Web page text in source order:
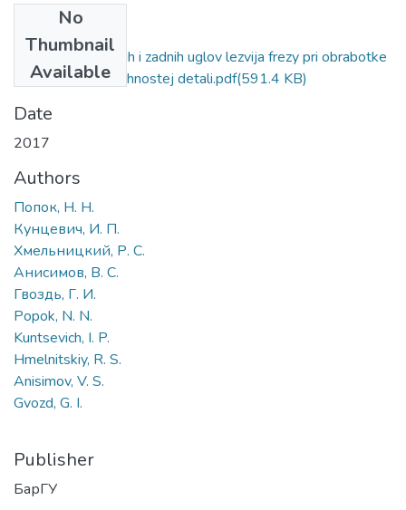
No
Thumbnail
Available
Izmenenie perednih i zadnih uglov lezvija frezy pri obrabotke
sfericheskih poverhnostej detali.pdf(591.4 KB)
Date
2017
Authors
Попок, Н. Н.
Кунцевич, И. П.
Хмельницкий, Р. С.
Анисимов, В. С.
Гвоздь, Г. И.
Popok, N. N.
Kuntsevich, I. P.
Hmelnitskiy, R. S.
Anisimov, V. S.
Gvozd, G. I.
Publisher
БарГУ